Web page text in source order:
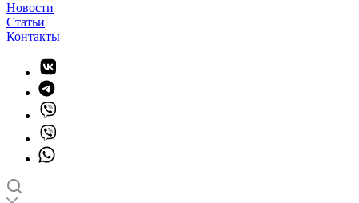
Новости
Статьи
Контакты